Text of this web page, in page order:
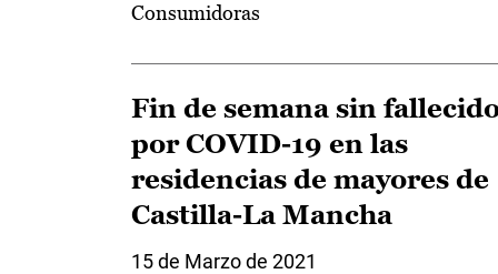
Consumidoras
Fin de semana sin
por COVID-19 en las
residencias de mayores de
Castilla-La Mancha
15 de Marzo de 2021